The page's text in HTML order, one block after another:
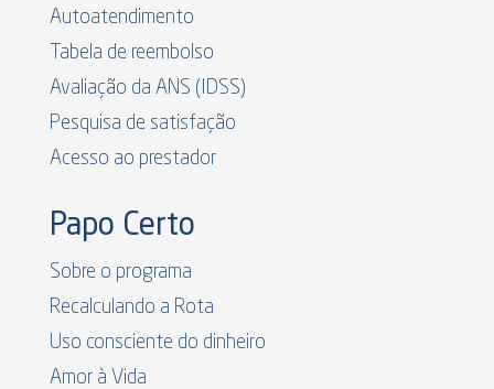
Autoatendimento
Tabela de reembolso
Avaliação da ANS (IDSS)
Pesquisa de satisfação
Acesso ao prestador
Papo Certo
Sobre o programa
Recalculando a Rota
Uso consciente do dinheiro
Amor à Vida